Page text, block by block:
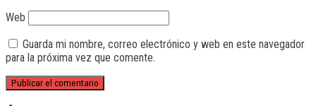
Web
Guarda mi nombre, correo electrónico y web en este navegador
para la próxima vez que comente.